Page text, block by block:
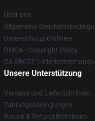
Über uns
Allgemeine
Datenschutzrichtlinien
DMCA - Copyright Policy
CA SB657:
Unsere Unterstützung
Versand und Lieferrichtlinien
Zahlungsbedingungen
Return & Refund Richtlinien